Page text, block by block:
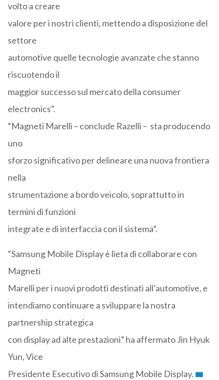
volto a creare
valore per i nostri clienti, mettendo a disposizione del
settore
automotive quelle tecnologie avanzate che stanno
riscuotendo il
maggior successo sul mercato della consumer
electronics”.
“Magneti Marelli – conclude Razelli – sta producendo
uno
sforzo significativo per delineare una nuova frontiera
nella
strumentazione a bordo veicolo, soprattutto in
termini di funzioni
integrate e di interfaccia con il sistema”.
“Samsung Mobile Display è lieta di collaborare con
Magneti
Marelli per i nuovi prodotti destinati all’automotive, e
intendiamo continuare a sviluppare la nostra
partnership strategica
con display ad alte prestazioni” ha affermato Jin Hyuk
Yun, Vice
Presidente Esecutivo di Samsung Mobile Display.